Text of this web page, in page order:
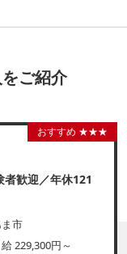
ご紹介
おすすめ ★★★
者歓迎／年休121
市
給 229,300円～